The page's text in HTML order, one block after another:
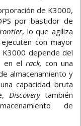
de K3000,
por bastidor de
, lo que agiliza
con mayor
K3000 depende del
en el rack, con una
almacenamiento y
capacidad bruta
Discoverytambién
de